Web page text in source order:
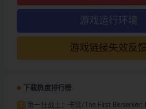
游戏运行环境
游戏链接失效反
下载热度排行榜
1 第一狂战士：卡赞/The First Berserker: